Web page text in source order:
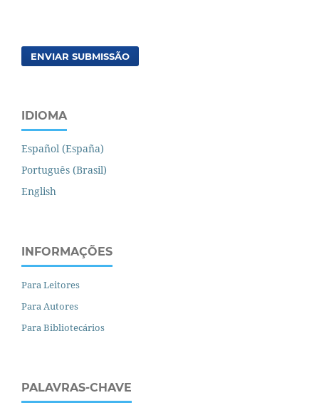
ENVIAR SUBMISSÃO
IDIOMA
Español (España)
Português (Brasil)
English
INFORMAÇÕES
Para Leitores
Para Autores
Para Bibliotecários
PALAVRAS-CHAVE